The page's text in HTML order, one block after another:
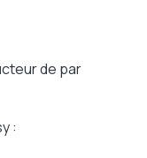
de par
: